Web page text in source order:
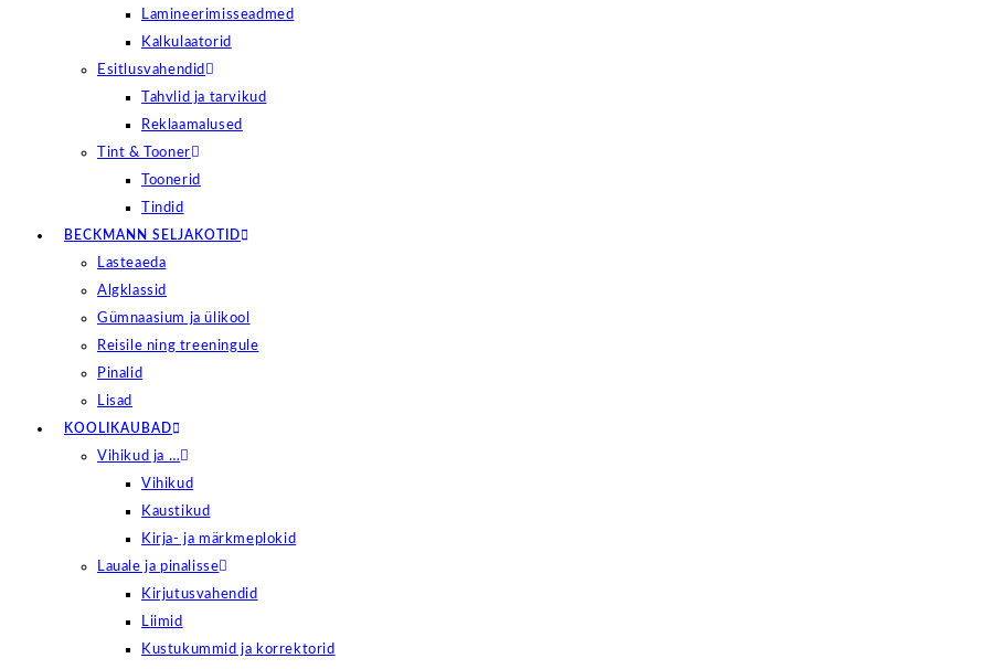
Lamineerimisseadmed
Kalkulaatorid
Esitlusvahendid
Tahvlid ja tarvikud
Reklaamalused
Tint & Tooner
Toonerid
Tindid
BECKMANN SELJAKOTID
Lasteaeda
Algklassid
Gümnaasium ja ülikool
Reisile ning treeningule
Pinalid
Lisad
KOOLIKAUBAD
Vihikud ja …
Vihikud
Kaustikud
Kirja- ja märkmeplokid
Lauale ja pinalisse
Kirjutusvahendid
Liimid
Kustukummid ja korrektorid